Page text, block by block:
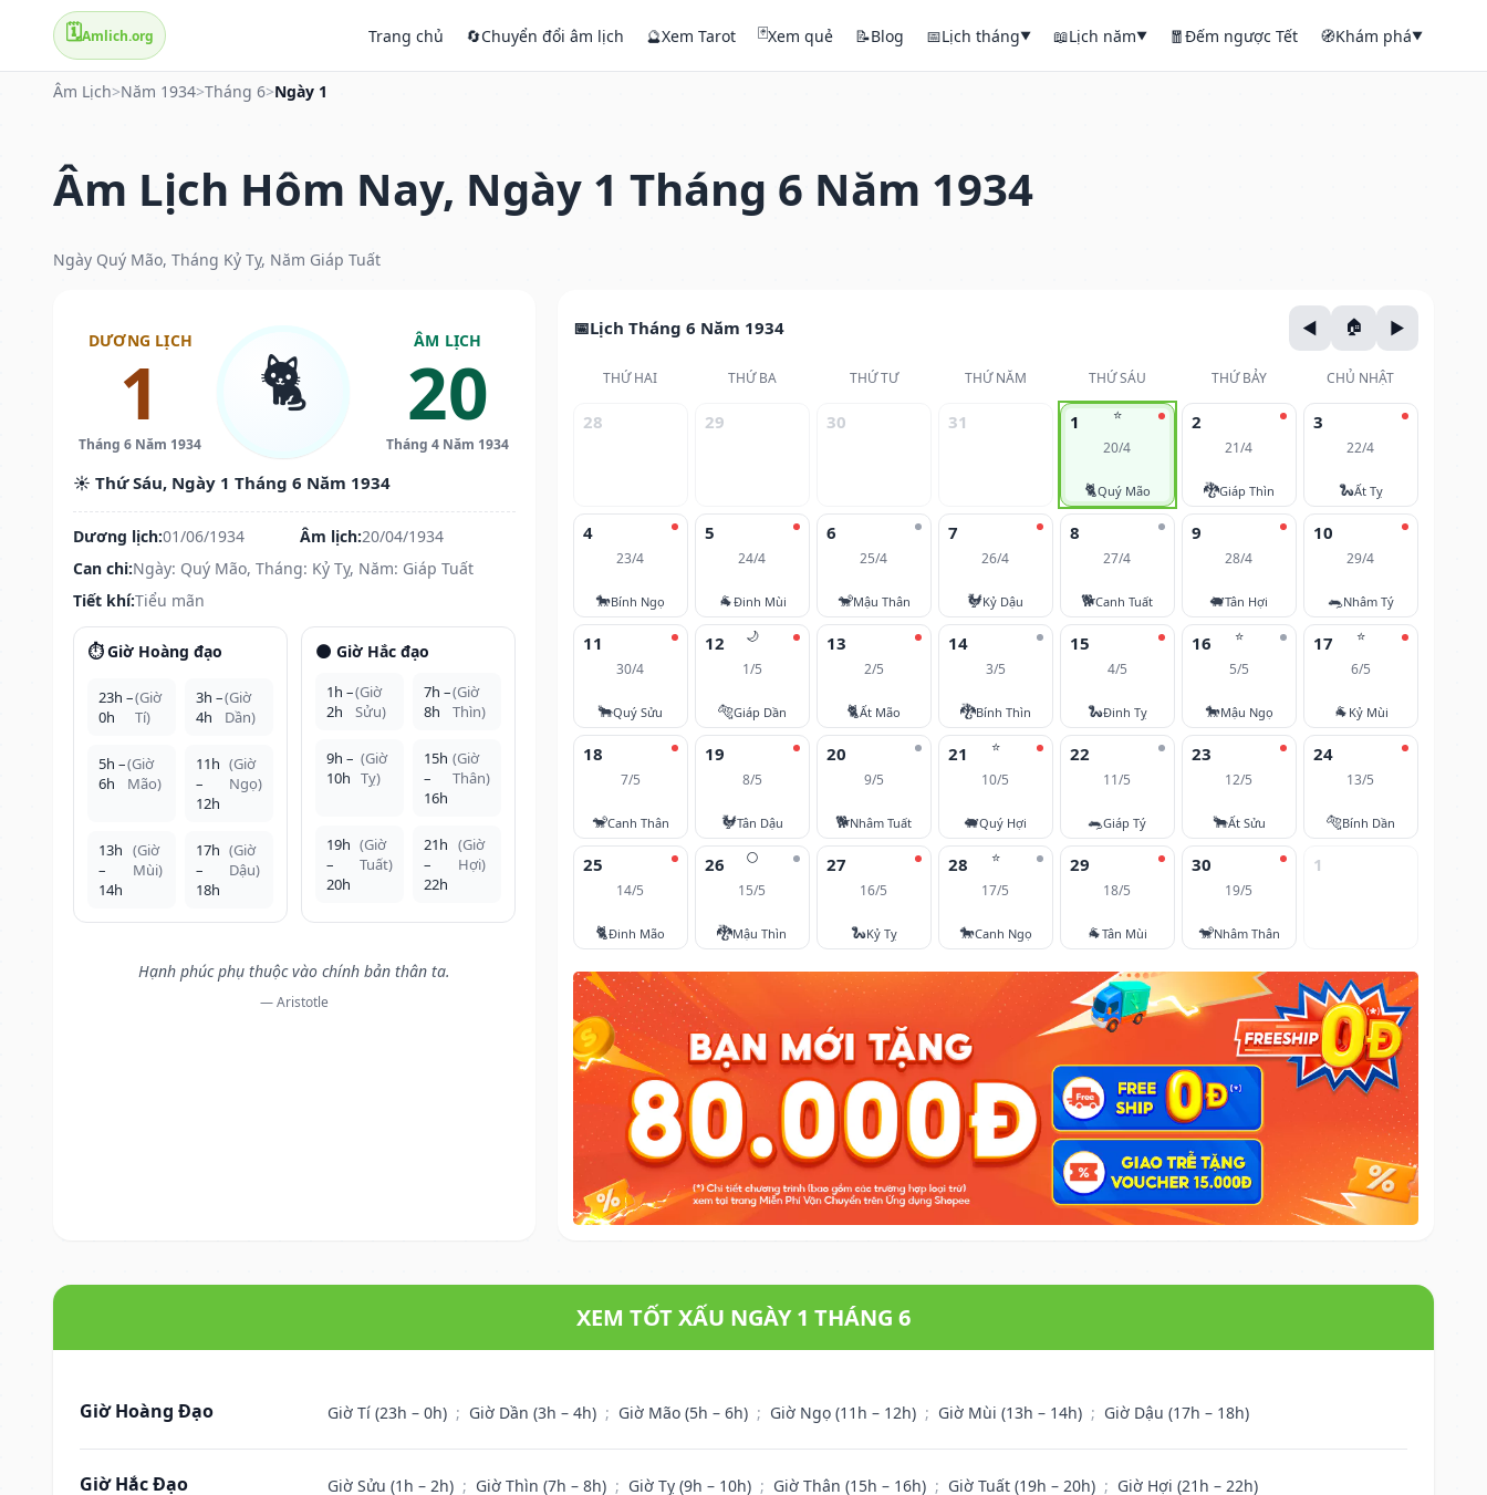
🗓️Amlich.org Trang chủ 🔄Chuyển đổi âm lịch 🔮Xem Tarot 🃏Xem quẻ 📝Blog 📅Lịch tháng▼ 📖Lịch năm▼ 🧧Đếm ngược Tết 🧭Khám phá▼
Âm Lịch>Năm 1934>Tháng 6>Ngày 1
Âm Lịch Hôm Nay, Ngày 1 Tháng 6 Năm 1934
Ngày Quý Mão, Tháng Kỷ Tỵ, Năm Giáp Tuất
DƯƠNG LỊCH
1
Tháng 6 Năm 1934
🐈 ÂM LỊCH
20
Tháng 4 Năm 1934
☀️ Thứ Sáu, Ngày 1 Tháng 6 Năm 1934
Dương lịch:01/06/1934 Âm lịch:20/04/1934
Can chi:Ngày: Quý Mão, Tháng: Kỷ Tỵ, Năm: Giáp Tuất
Tiết khí:Tiểu mãn
⏱️ Giờ Hoàng đạo
23h –
0h
(Giờ
Tí)
3h –
4h
(Giờ
Dần)
5h –
6h
(Giờ
Mão)
11h
–
12h
(Giờ
Ngọ)
13h
–
14h
(Giờ
Mùi)
17h
–
18h
(Giờ
Dậu)
🌑 Giờ Hắc đạo
1h –
2h
(Giờ
Sửu)
7h –
8h
(Giờ
Thìn)
9h –
10h
(Giờ
Tỵ)
15h
–
16h
(Giờ
Thân)
19h
–
20h
(Giờ
Tuất)
21h
–
22h
(Giờ
Hợi)
Hạnh phúc phụ thuộc vào chính bản thân ta.
— Aristotle
Lịch Tháng 6 Năm 1934
THỨ HAI THỨ BA THỨ TƯ THỨ NĂM THỨ SÁU THỨ BẢY CHỦ NHẬT
28 29 30 31 ⭐
1
20/4
🐈Quý Mão
2
21/4
🐉Giáp Thìn
3
22/4
🐍Ất Tỵ
4
23/4
🐎Bính Ngọ
5
24/4
🐐Đinh Mùi
6
25/4
🐒Mậu Thân
7
26/4
🐓Kỷ Dậu
8
27/4
🐕Canh Tuất
9
28/4
🐖Tân Hợi
10
29/4
🐀Nhâm Tý
11
30/4
🐂Quý Sửu
🌙
12
1/5
🐅Giáp Dần
13
2/5
🐈Ất Mão
14
3/5
🐉Bính Thìn
15
4/5
🐍Đinh Tỵ
⭐
16
5/5
🐎Mậu Ngọ
⭐
17
6/5
🐐 Kỷ Mùi
18
7/5
🐒Canh Thân
19
8/5
🐓Tân Dậu
20
9/5
🐕Nhâm Tuất
⭐
21
10/5
🐖Quý Hợi
22
11/5
🐀Giáp Tý
23
12/5
🐂Ất Sửu
24
13/5
🐅Bính Dần
25
14/5
🐈Đinh Mão
🌕
26
15/5
🐉Mậu Thìn
27
16/5
🐍Kỷ Tỵ
⭐
28
17/5
🐎Canh Ngọ
29
18/5
🐐Tân Mùi
30
19/5
🐒Nhâm Thân
1
XEM TỐT XẤU NGÀY 1 THÁNG 6
Giờ Hoàng Đạo Giờ Tí (23h – 0h) ; Giờ Dần (3h – 4h) ; Giờ Mão (5h – 6h) ; Giờ Ngọ (11h – 12h) ; Giờ Mùi (13h – 14h) ; Giờ Dậu (17h – 18h)
Giờ Hắc Đạo Giờ Sửu (1h – 2h) ; Giờ Thìn (7h – 8h) ; Giờ Tỵ (9h – 10h) ; Giờ Thân (15h – 16h) ; Giờ Tuất (19h – 20h) ; Giờ Hợi (21h – 22h)